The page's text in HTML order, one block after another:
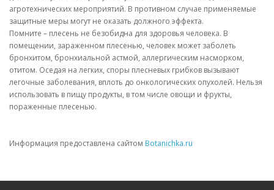
агротехнических мероприятий. В противном случае применяемые
защитные меры могут не оказать должного эффекта.
Помните – плесень не безобидна для здоровья человека. В
помещении, зараженном плесенью, человек может заболеть
бронхитом, бронхиальной астмой, аллергическим насморком,
отитом. Оседая на легких, споры плесневых грибков вызывают
легочные заболевания, вплоть до онкологических опухолей. Нельзя
использовать в пищу продукты, в том числе овощи и фрукты,
пораженные плесенью.
Информация предоставлена сайтом Botanichka.ru